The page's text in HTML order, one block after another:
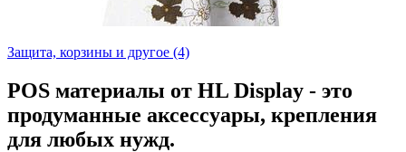
Защита, корзины и другое (4)
POS материалы от HL Display - это
продуманные аксессуары, крепления
для любых нужд.